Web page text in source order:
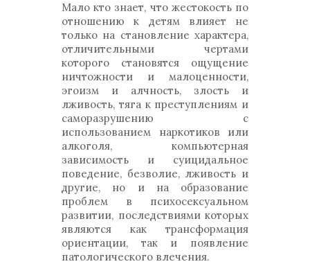
Мало кто знает, что жестокость по
отношению к детям влияет не
только на становление характера,
отличительными чертами
которого становятся ощущение
ничтожности и малоценности,
эгоизм и алчность, злость и
лживость, тяга к преступлениям и
саморазрушению с
использованием наркотиков или
алкоголя, компьютерная
зависимость и суицидальное
поведение, безволие, лживость и
другие, но и на образование
проблем в психосексуальном
развитии, последствиями которых
являются как трансформация
ориентации, так и появление
патологического влечения.